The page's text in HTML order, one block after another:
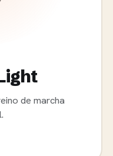
de marcha